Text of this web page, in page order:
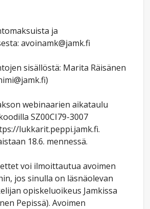
ja
avoinamk@jamk.fi
sisällöstä: Marita Räisänen
webinaarien aikataulu
SZ00CI79-3007
lukkarit.peppi.jamk.fi.
18.6. mennessä.
voi ilmoittautua avoimen
jos sinulla on läsnäolevan
opiskeluoikeus Jamkissa
Pepissä). Avoimen